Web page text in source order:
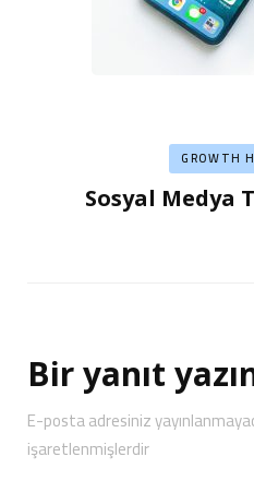
GROWTH
Sosyal Medya
Bir yanıt
E-posta adresiniz
işaretlenmişlerdir